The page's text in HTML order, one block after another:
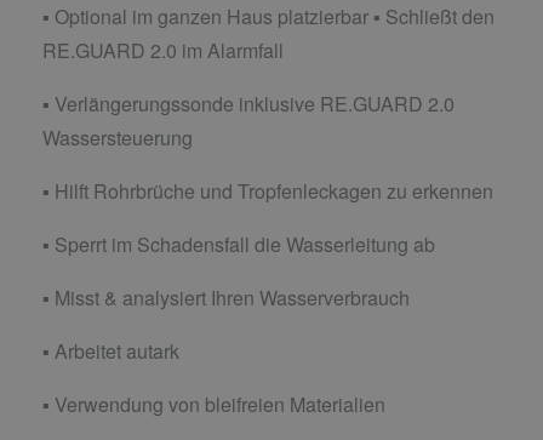
▪ Optional im ganzen Haus platzierbar ▪ Schließt den
RE.GUARD 2.0 im Alarmfall
▪ Verlängerungssonde inklusive RE.GUARD 2.0
Wassersteuerung
▪ Hilft Rohrbrüche und Tropfenleckagen zu erkennen
▪ Sperrt im Schadensfall die Wasserleitung ab
▪ Misst & analysiert Ihren Wasserverbrauch
▪ Arbeitet autark
▪ Verwendung von bleifreien Materialien